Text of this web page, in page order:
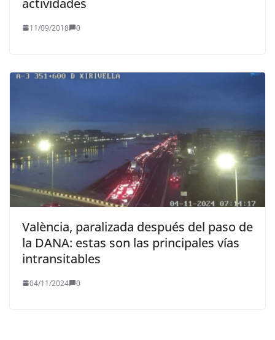
actividades
11/09/2018 0
València, paralizada después del paso de
la DANA: estas son las principales vías
intransitables
04/11/2024 0